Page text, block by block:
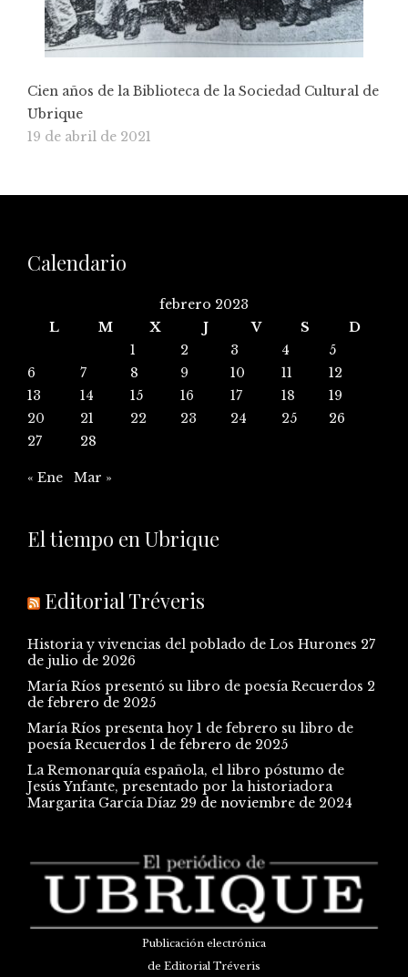
Cien años de la Biblioteca de la Sociedad Cultural de
Ubrique
19 de abril de 2021
Calendario
febrero 2023
L
M X J V S
D
1
2 3 4
5
6
7 8 9 10 11
12
13
14 15 16 17 18
19
20
21 22 23 24 25
26
27
28
« Ene Mar »
El tiempo en Ubrique
Editorial Tréveris
Historia y vivencias del poblado de Los Hurones 27
de julio de 2026
María Ríos presentó su libro de poesía Recuerdos 2
de febrero de 2025
María Ríos presenta hoy 1 de febrero su libro de
poesía Recuerdos 1 de febrero de 2025
La Remonarquía española, el libro póstumo de
Jesús Ynfante, presentado por la historiadora
Margarita García Díaz 29 de noviembre de 2024
Publicación electrónica
de Editorial Tréveris